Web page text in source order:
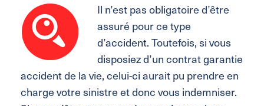
Il n’est pas obligatoire d’être
assuré pour ce type
d’accident. Toutefois, si vous
disposiez d’un contrat garantie
accident de la vie, celui-ci aurait pu prendre en
charge votre sinistre et donc vous indemniser.